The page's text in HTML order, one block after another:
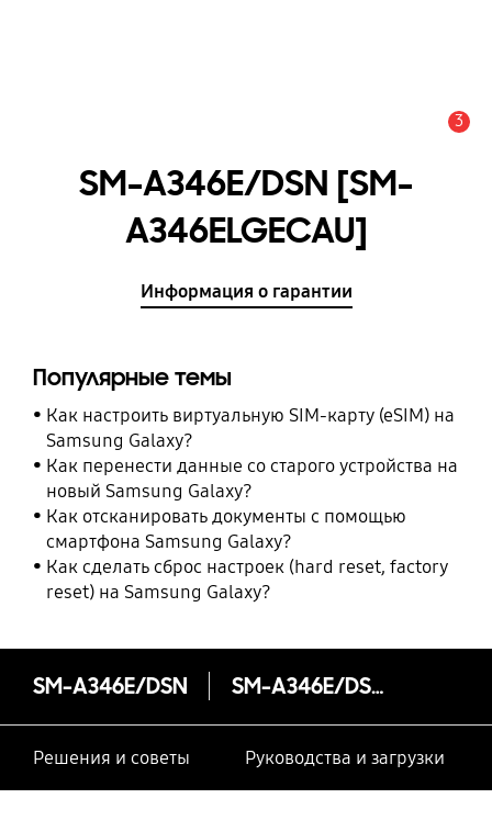
3
SM-A346E/DSN [SM-
A346ELGECAU]
Информация о гарантии
Популярные темы
Как настроить виртуальную SIM-карту (eSIM) на
Samsung Galaxy?
Как перенести данные со старого устройства на
новый Samsung Galaxy?
Как отсканировать документы с помощью
смартфона Samsung Galaxy?
Как сделать сброс настроек (hard reset, factory
reset) на Samsung Galaxy?
SM-A346E/DSN SM-A346E/DSN
Решения и советы Руководства и загрузки